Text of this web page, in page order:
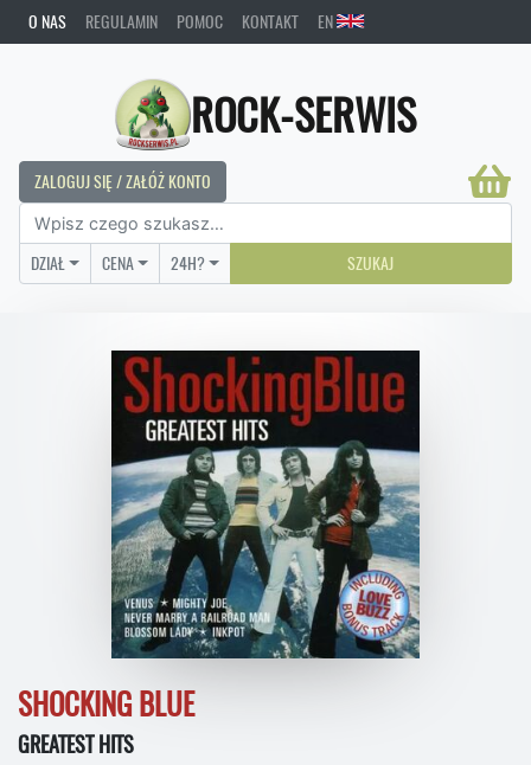
O NAS REGULAMIN POMOC KONTAKT EN
ROCK-SERWIS
ZALOGUJ SIĘ / ZAŁÓŻ KONTO
DZIAŁ CENA 24H? SZUKAJ
SHOCKING BLUE
GREATEST HITS